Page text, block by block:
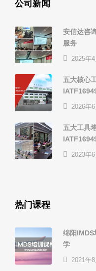
公司新闻
安信达咨
服务
2025年
五大核心
2026年
五大工具
2023年
热门课程
绵阳IMDS
学
2021年